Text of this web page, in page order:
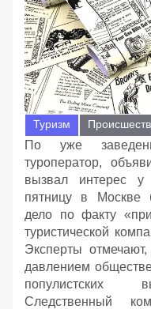
Туризм
По уже
туроператор,
вызвал интерес у
пятницу в Москве
дело по факту
туристической
Эксперты
давлением
популистских
Следственный